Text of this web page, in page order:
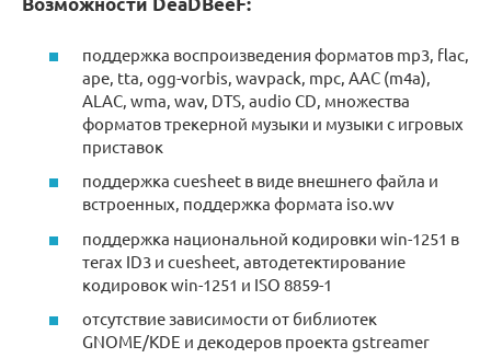
поддержка воспроизведения форматов mp3, flac,
ape, tta, ogg-vorbis, wavpack, mpc, AAC (m4a),
ALAC, wma, wav, DTS, audio CD, множества
форматов трекерной музыки и музыки с игровых
приставок
поддержка cuesheet в виде внешнего файла и
встроенных, поддержка формата iso.wv
поддержка национальной кодировки win-1251 в
тегах ID3 и cuesheet, автодетектирование
кодировок win-1251 и ISO 8859-1
отсутствие зависимости от библиотек
GNOME/KDE и декодеров проекта gstreamer